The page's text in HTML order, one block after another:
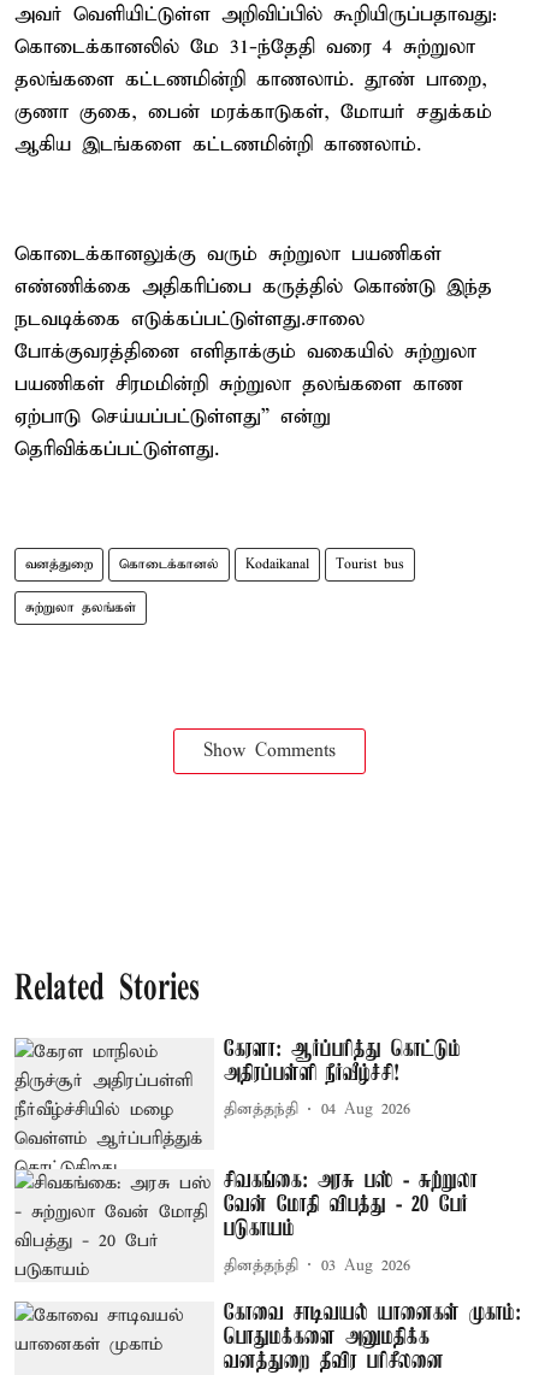
அவர் வெளியிட்டுள்ள அறிவிப்பில் கூறியிருப்பதாவது:
கொடைக்கானலில் மே 31-ந்தேதி வரை 4 சுற்றுலா
தலங்களை கட்டணமின்றி காணலாம். தூண் பாறை,
குணா குகை, பைன் மரக்காடுகள், மோயர் சதுக்கம்
ஆகிய இடங்களை கட்டணமின்றி காணலாம்.
கொடைக்கானலுக்கு வரும் சுற்றுலா பயணிகள்
எண்ணிக்கை அதிகரிப்பை கருத்தில் கொண்டு இந்த
நடவடிக்கை எடுக்கப்பட்டுள்ளது.சாலை
போக்குவரத்தினை எளிதாக்கும் வகையில் சுற்றுலா
பயணிகள் சிரமமின்றி சுற்றுலா தலங்களை காண
ஏற்பாடு செய்யப்பட்டுள்ளது” என்று
தெரிவிக்கப்பட்டுள்ளது.
வனத்துறை கொடைக்கானல் Kodaikanal Tourist bus
சுற்றுலா தலங்கள்
Show Comments
Related Stories
கேரளா: ஆர்ப்பரித்து கொட்டும்
அதிரப்பள்ளி நீர்வீழ்ச்சி!
தினத்தந்தி 04 Aug 2026
சிவகங்கை: அரசு பஸ் - சுற்றுலா
வேன் மோதி விபத்து - 20 பேர்
படுகாயம்
தினத்தந்தி 03 Aug 2026
கோவை சாடிவயல் யானைகள் முகாம்:
பொதுமக்களை அனுமதிக்க
வனத்துறை தீவிர பரிசீலனை